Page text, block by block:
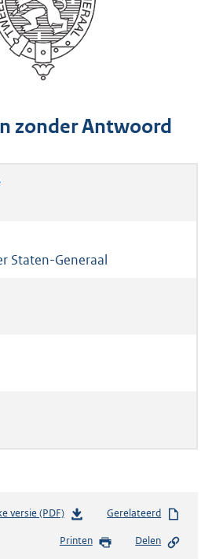
zonder Antwoord
Staten-Generaal
versie (PDF)b
s
Gerelateerd
Printen Delen